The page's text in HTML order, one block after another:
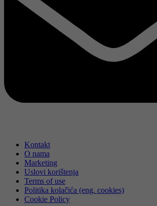
Kontakt
O nama
Marketing
Uslovi korištenja
Terms of use
Politika kolačića (eng. cookies)
Cookie Policy